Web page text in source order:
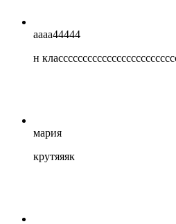
аааа44444
н
мария
крутяяяк